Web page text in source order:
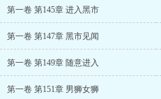
第一卷 第145章 进入黑市
第一卷 第147章 黑市见闻
第一卷 第149章 随意进入
第一卷 第151章 男狮女狮